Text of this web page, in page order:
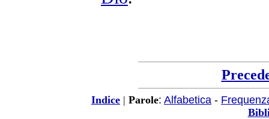
Indice | Parole: Alfabetica -